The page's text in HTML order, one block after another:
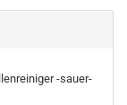
-sauer-